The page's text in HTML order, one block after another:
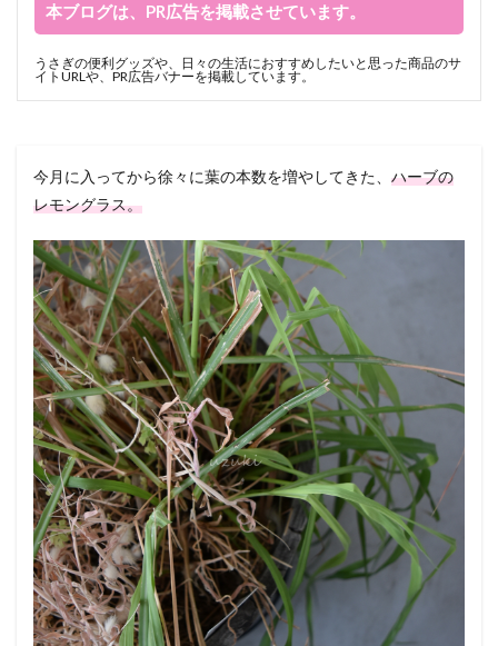
本ブログは、PR広告を掲載させています。
うさぎの便利グッズや、日々の生活におすすめしたいと思った商品のサ
イトURLや、PR広告バナーを掲載しています。
今月に入ってから徐々に葉の本数を増やしてきた、 ハーブの
レモングラス。